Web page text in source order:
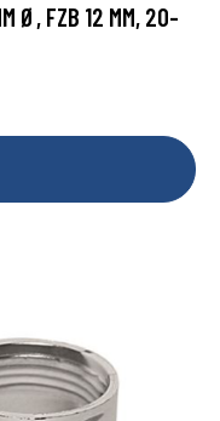
Ø, FZB 12 MM, 20-